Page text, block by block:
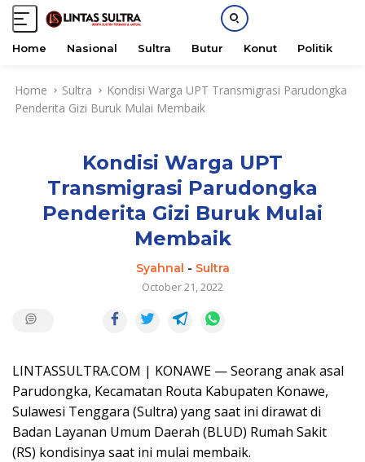
Home Nasional Sultra Butur Konut Politik
Home Sultra
Kondisi Warga UPT Transmigrasi Parudongka
Penderita Gizi Buruk Mulai Membaik
Kondisi Warga UPT
Transmigrasi Parudongka
Penderita Gizi Buruk Mulai
Membaik
Syahnal - Sultra
October 21, 2022
LINTASSULTRA.COM | KONAWE — Seorang anak asal
Parudongka, Kecamatan Routa Kabupaten Konawe,
Sulawesi Tenggara (Sultra) yang saat ini dirawat di
Badan Layanan Umum Daerah (BLUD) Rumah Sakit
(RS) kondisinya saat ini mulai membaik.